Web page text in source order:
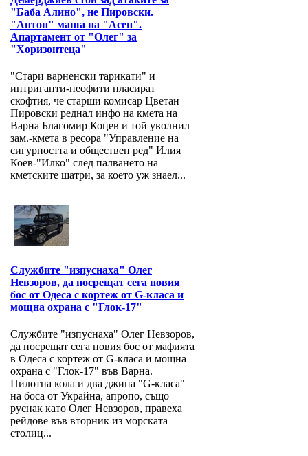
"Баба Алино", не Пировски.
"Антон" маша на "Асен".
Апартамент от "Олег" за
"Хоризонтеца"
"Стари варненски тарикати" и
интриганти-неофити пласират
скофтия, че старши комисар Цветан
Пировски реднал инфо на кмета на
Варна Благомир Коцев и той уволнил
зам.-кмета в ресора "Управление на
сигурността и обществен ред" Илия
Коев-"Илко" след палването на
кметските шатри, за което уж знаел...
Службите "изпуснаха" Олег
Невзоров, да посрещат сега новия
бос от Одеса с кортеж от G-класа и
мощна охрана с "Глок-17"
Службите "изпуснаха" Олег Невзоров,
да посрещат сега новия бос от мафията
в Одеса с кортеж от G-класа и мощна
охрана с "Глок-17" във Варна.
Пилотна кола и два джипа "G-класа"
на боса от Украйна, апропо, също
руснак като Олег Невзоров, правеха
рейдове във вторник из морската
столиц...